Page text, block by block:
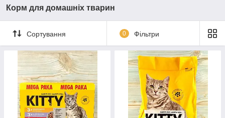
Корм для домашніх тварин
Сортування 0 Фільтри